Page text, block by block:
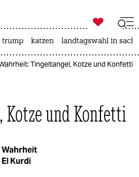
taz zahl ich
ich

taz zahl ich
trump katzen landtagswahl in
Tingeltangel, Kotze und Konfetti
und Konfetti
Wahrheit
Kurdi